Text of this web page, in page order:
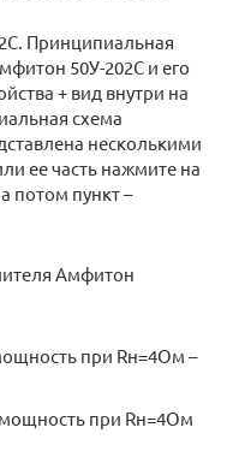
Принципиальная
50У-202С и его
+ вид внутри на
схема
несколькими
ее часть нажмите на
потом пункт –
Амфитон
при Rн=4Ом –
при Rн=4Ом